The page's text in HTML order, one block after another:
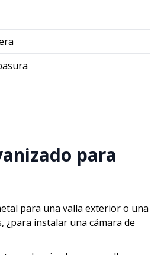
para
para una valla exterior o una
¿para instalar una cámara de